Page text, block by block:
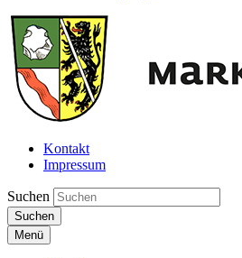
Kontakt
Impressum
Suchen
Suchen
Menü